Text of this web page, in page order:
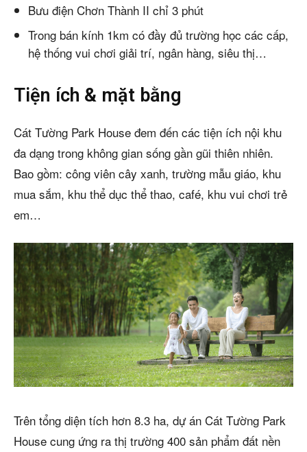
Bưu điện Chơn Thành II chỉ 3 phút
Trong bán kính 1km có đầy đủ trường học các cấp,
hệ thống vui chơi giải trí, ngân hàng, siêu thị…
Tiện ích & mặt bằng
Cát Tường Park House đem đến các tiện ích nội khu
đa dạng trong không gian sống gần gũi thiên nhiên.
Bao gồm: công viên cây xanh, trường mẫu giáo, khu
mua sắm, khu thể dục thể thao, café, khu vui chơi trẻ
em…
Trên tổng diện tích hơn 8.3 ha, dự án Cát Tường Park
House cung ứng ra thị trường 400 sản phẩm đất nền